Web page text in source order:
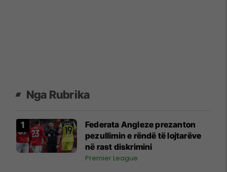
Nga Rubrika
Federata Angleze prezanton
pezullimin e rëndë të lojtarëve
në rast diskrimini
Premier League